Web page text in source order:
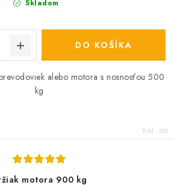
Skladom
DO KOŠÍKA
alebo motora s nosnosťou 500
kg
Kód: 328
motora 900 kg